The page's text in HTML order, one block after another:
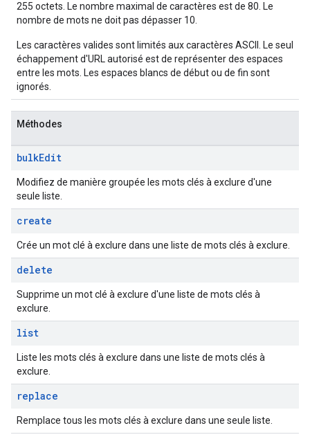
255 octets. Le nombre maximal de caractères est de 80. Le
nombre de mots ne doit pas dépasser 10.
Les caractères valides sont limités aux caractères ASCII. Le seul
échappement d'URL autorisé est de représenter des espaces
entre les mots. Les espaces blancs de début ou de fin sont
ignorés.
Méthodes
bulkEdit
Modifiez de manière groupée les mots clés à exclure d'une
seule liste.
create
Crée un mot clé à exclure dans une liste de mots clés à exclure.
delete
Supprime un mot clé à exclure d'une liste de mots clés à
exclure.
list
Liste les mots clés à exclure dans une liste de mots clés à
exclure.
replace
Remplace tous les mots clés à exclure dans une seule liste.